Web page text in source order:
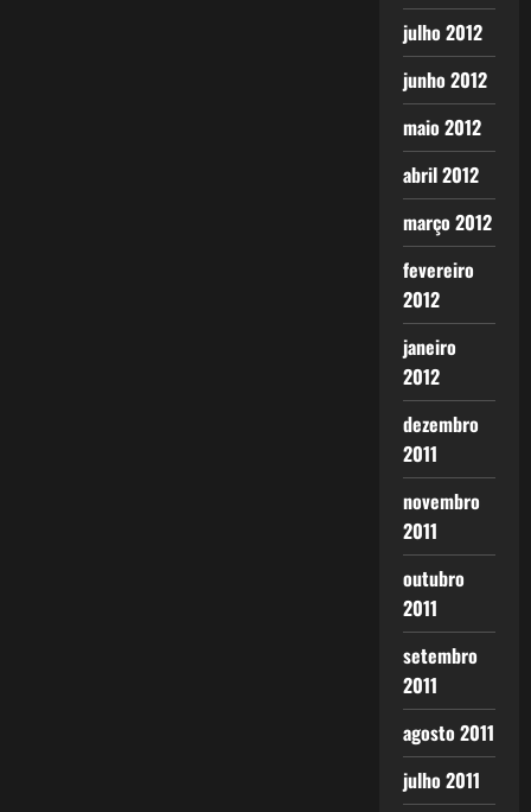
julho 2012
junho 2012
maio 2012
abril 2012
março 2012
fevereiro
2012
janeiro
2012
dezembro
2011
novembro
2011
outubro
2011
setembro
2011
agosto 2011
julho 2011